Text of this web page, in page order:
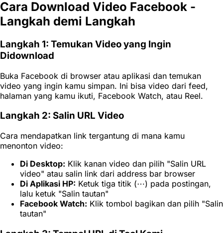
Cara Download Video Facebook -
Langkah demi Langkah
Langkah 1: Temukan Video yang Ingin
Didownload
Buka Facebook di browser atau aplikasi dan temukan
video yang ingin kamu simpan. Ini bisa video dari feed,
halaman yang kamu ikuti, Facebook Watch, atau Reel.
Langkah 2: Salin URL Video
Cara mendapatkan link tergantung di mana kamu
menonton video:
Di Desktop: Klik kanan video dan pilih "Salin URL
video" atau salin link dari address bar browser
Di Aplikasi HP: Ketuk tiga titik (⋯) pada postingan,
lalu ketuk "Salin tautan"
Facebook Watch: Klik tombol bagikan dan pilih "Salin
tautan"